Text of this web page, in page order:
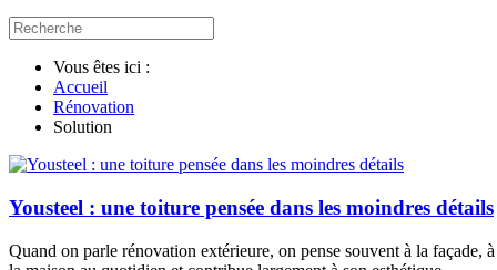
Vous êtes ici :
Accueil
Rénovation
Solution
Yousteel : une toiture pensée dans les moindres détails
Quand on parle rénovation extérieure, on pense souvent à la façade,